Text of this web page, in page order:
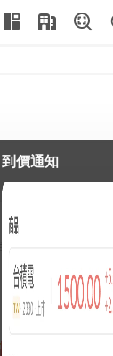
更強大的進
到價通知